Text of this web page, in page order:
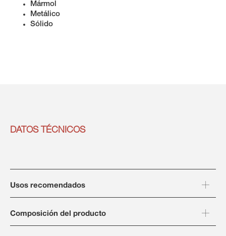
Mármol
Metálico
Sólido
DATOS TÉCNICOS
Usos recomendados
Composición del producto